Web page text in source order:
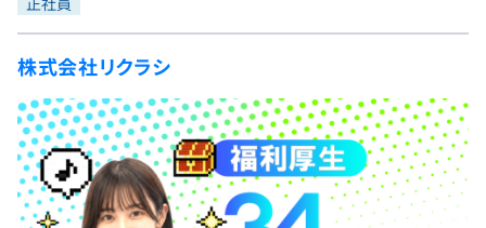
新卒エージェント
イベント・セミナー
インタビュー
4択課題
ナレッジ
リファレンス
評価結果一覧
再チャレンジ結果一覧
Tech Team Journal
paiza times
note
paizaとは？
株式会社リクラシ